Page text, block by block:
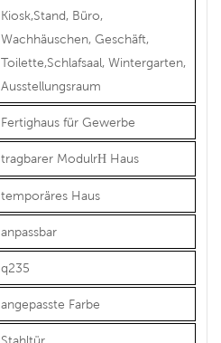
Kiosk,Stand, Büro,
Wachhäuschen, Geschäft,
Toilette,Schlafsaal, Wintergarten,
Ausstellungsraum
Fertighaus für Gewerbe
tragbarer ModulrH Haus
temporäres Haus
anpassbar
q235
angepasste Farbe